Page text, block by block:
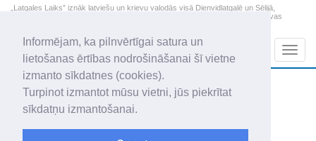
Informējam, ka pilnvērtīgai satura un
lietošanas ērtības nodrošināšanai šī vietne
izmanto sīkdatnes (cookies).
Turpinot izmantot mūsu vietni, jūs piekrītat
sīkdatņu izmantošanai.
„Latgales Laiks” iznāk latviešu un krievu valodās visā Dienvidlatgalē un Sēlijā,
„Latgales Laiks” latviešu valodā aptver Daugavpils valstspilsētu, Augšdaugavas
2026. gada 7. augusts
Piektdiena
Alfrēds, Fredis, Madars
+19.1